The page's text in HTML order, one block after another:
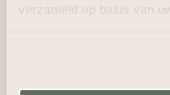
verzameld op basis van